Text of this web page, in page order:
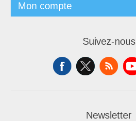
Mon compte
Suivez-nous
Newsletter